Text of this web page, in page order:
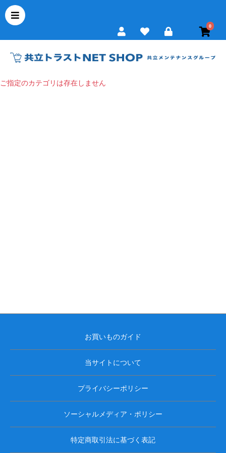
0
ご指定のカテゴリは存在しません
お買いものガイド
当サイトについて
プライバシーポリシー
ソーシャルメディア・ポリシー
特定商取引法に基づく表記